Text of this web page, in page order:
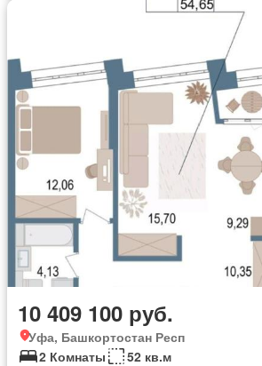
10 409 100 руб.
Уфа, Башкортостан Респ
2 Комнаты
52 кв.м